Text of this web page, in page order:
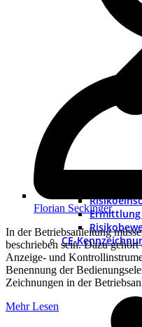
Methoden
Ermittlung
CE-
Florian Seckinger
In der Betriebsanleitung
beschrieben sein. Dazu
Anzeige- und
Benennung der
Zeichnungen in der
Mehr Lesen